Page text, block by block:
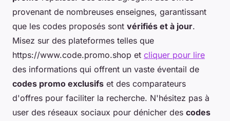
provenant de nombreuses enseignes, garantissant
que les codes proposés sont vérifiés et à jour.
Misez sur des plateformes telles que
https://www.code.promo.shop et cliquer pour lire
des informations qui offrent un vaste éventail de
codes promo exclusifs et des comparateurs
d'offres pour faciliter la recherche. N'hésitez pas à
user des réseaux sociaux pour dénicher des codes